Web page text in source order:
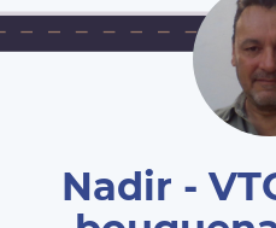
Nadir -